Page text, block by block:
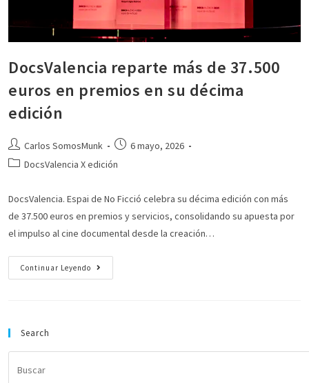
DocsValencia reparte más de 37.500
euros en premios en su décima
edición
Carlos SomosMunk
6 mayo, 2026
DocsValencia X edición
DocsValencia. Espai de No Ficció celebra su décima edición con más
de 37.500 euros en premios y servicios, consolidando su apuesta por
el impulso al cine documental desde la creación…
Continuar Leyendo
Search